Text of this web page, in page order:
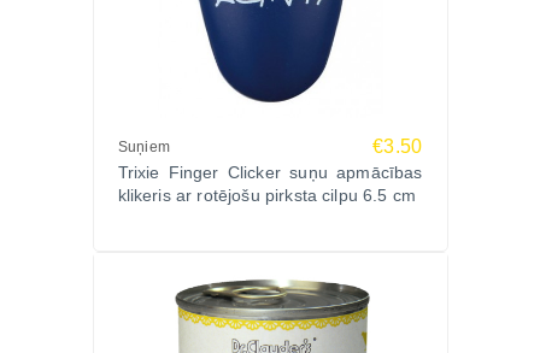
Suņiem €3.50
Trixie Finger Clicker suņu apmācības
klikeris ar rotējošu pirksta cilpu 6.5 cm